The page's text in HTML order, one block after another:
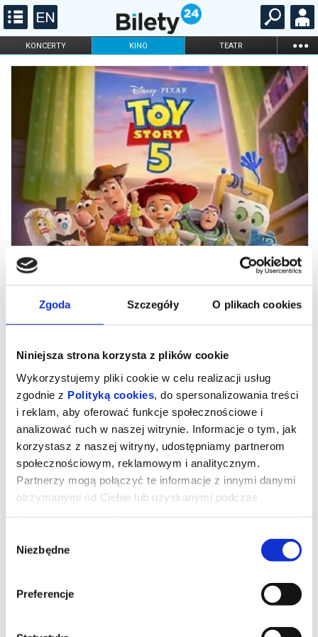
Zgoda Szczegóły O plikach cookies
Niniejsza strona korzysta z plików cookie
Wykorzystujemy pliki cookie w celu realizacji usług
zgodnie z Polityką cookies , do spersonalizowania treści
i reklam, aby oferować funkcje społecznościowe i
analizować ruch w naszej witrynie. Informacje o tym, jak
korzystasz z naszej witryny, udostępniamy partnerom
społecznościowym, reklamowym i analitycznym.
Partnerzy mogą połączyć te informacje z innymi danymi
otrzymanymi od Ciebie lub uzyskanymi podczas
zgody
Niezbędne
Preferencje
KONCERTY KINO TEATR ...
FILHARMONIA OPERA I BALET
STAND-UP
ONLINE KARNETY
TOY STORY 5 2D DUBBING
kinowa znajduje się w szkole TWP ul. Kraszewskiego 8A
Kowboj Chudy wraz z przyjaciółmi mierzy się z nową technologią
Produkcja: USA